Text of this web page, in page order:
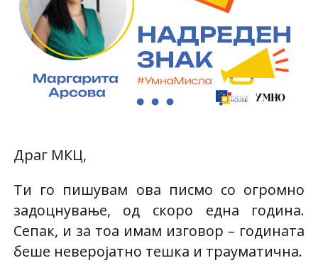
Драг МКЦ,
Ти го пишувам ова писмо со огромно
задоцнување, од скоро една година.
Сепак, и за тоа имам изговор – годината
беше неверојатно тешка и трауматична.